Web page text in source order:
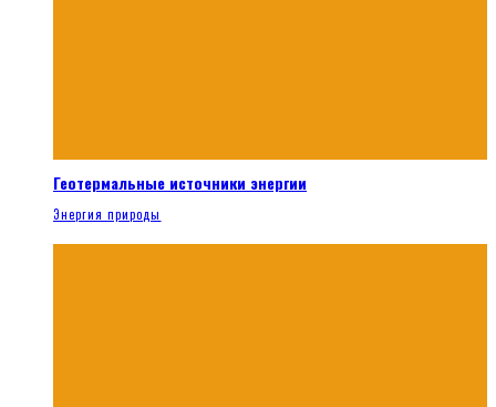
Геотермальные источники энергии
Энергия природы